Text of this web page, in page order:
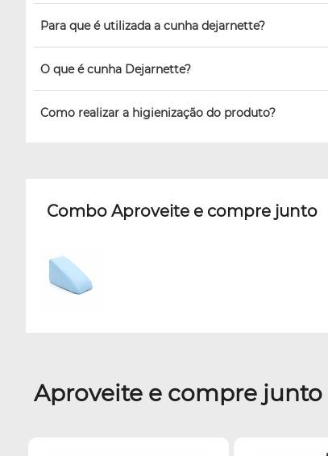
Para que é utilizada a cunha dejarnette?
O que é cunha Dejarnette?
Como realizar a higienização do produto?
Combo Aproveite e compre junto
Aproveite e compre junto